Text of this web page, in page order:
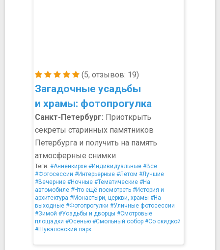
(5, отзывов: 19)
Загадочные усадьбы
и храмы: фотопрогулка
Санкт-Петербург: Приоткрыть
секреты старинных памятников
Петербурга и получить на память
атмосферные снимки
Теги: #Анненкирхе #Индивидуальные #Все
#Фотосессии #Интерьерные #Летом #Лучшие
#Вечерние #Ночные #Тематические #На
автомобиле #Что ещё посмотреть #История и
архитектура #Монастыри, церкви, храмы #На
выходные #Фотопрогулки #Уличные фотосессии
#Зимой #Усадьбы и дворцы #Смотровые
площадки #Осенью #Смольный собор #Со скидкой
#Шуваловский парк